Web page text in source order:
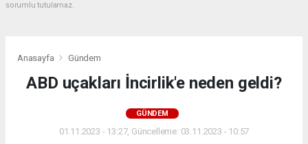
sorumlu tutulamaz.
Anasayfa Gündem
ABD uçakları İncirlik'e neden geldi?
GÜNDEM
01.11.2023 - 13:27, Güncelleme: 03.11.2023 - 10:57